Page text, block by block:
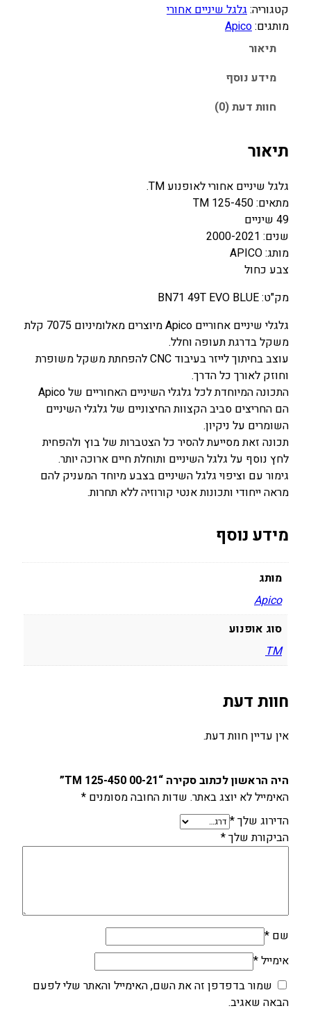
3
0
0
0
2
קטגוריה:גלגל שיניים אחורי
מותגים:Apico
תיאור
מידע נוסף
חוות דעת (0)
תיאור
גלגל שיניים אחורי לאופנוע TM.
מתאים: TM 125-450
49 שיניים
שנים: 2000-2021
מותג: APICO
צבע כחול
מק"ט: BN71 49T EVO BLUE
גלגלי שיניים אחוריים Apico מיוצרים מאלומיניום 7075 קלת
משקל בדרגת תעופה וחלל.
עוצב בחיתוך לייזר בעיבוד CNC להפחתת משקל משופרת
וחוזק לאורך כל הדרך.
התכונה המיוחדת לכל גלגלי השיניים האחוריים של Apico
הם החריצים סביב הקצוות החיצוניים של גלגלי השיניים
השומרים על ניקיון.
תכונה זאת מסייעת להסיר כל הצטברות של בוץ ולהפחית
לחץ נוסף על גלגל השיניים ותוחלת חיים ארוכה יותר.
גימור עם וציפוי גלגל השיניים בצבע מיוחד המעניק להם
מראה ייחודי ותכונות אנטי קורוזיה ללא תחרות.
מידע נוסף
מותג
Apico
סוג אופנוע
TM
חוות דעת
אין עדיין חוות דעת.
היה הראשון לכתוב סקירה “TM 125-450 00-21”
האימייל לא יוצג באתר. שדות החובה מסומנים *
הדירוג שלך*
הביקורת שלך*
שם *
אימייל*
שמור בדפדפן זה את השם, האימייל והאתר שלי לפעם
הבאה שאגיב.